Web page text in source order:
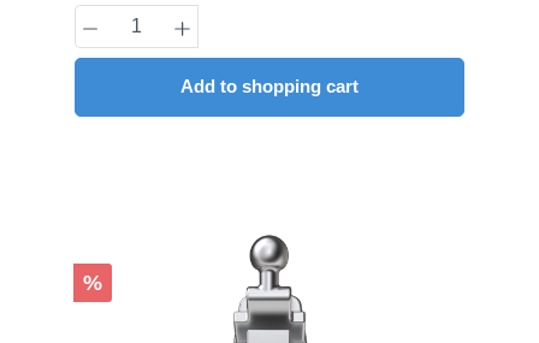
Design am Mesial-Eingang für bessere
Bogeneinführung1 Stück pro Quadrant (UR, UL,
LL, LR)4 Stück/Pack
Product Quantity: Enter the desired
Add to shopping cart
Discount
%